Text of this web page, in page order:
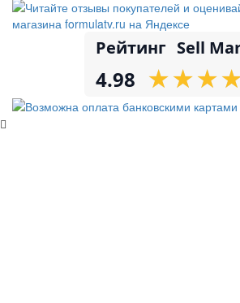
Рейтинг Sell
4.98 ★
★★
★★
★